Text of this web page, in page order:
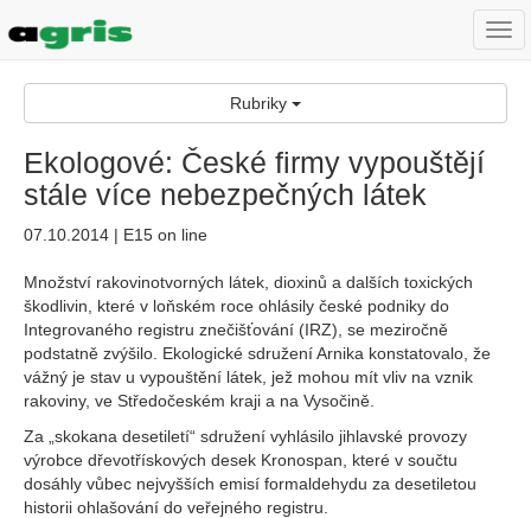
Rubriky
Ekologové: České firmy vypouštějí
stále více nebezpečných látek
07.10.2014 | E15 on line
Množství rakovinotvorných látek, dioxinů a dalších toxických
škodlivin, které v loňském roce ohlásily české podniky do
Integrovaného registru znečišťování (IRZ), se meziročně
podstatně zvýšilo. Ekologické sdružení Arnika konstatovalo, že
vážný je stav u vypouštění látek, jež mohou mít vliv na vznik
rakoviny, ve Středočeském kraji a na Vysočině.
Za „skokana desetiletí“ sdružení vyhlásilo jihlavské provozy
výrobce dřevotřískových desek Kronospan, které v součtu
dosáhly vůbec nejvyšších emisí formaldehydu za desetiletou
historii ohlašování do veřejného registru.